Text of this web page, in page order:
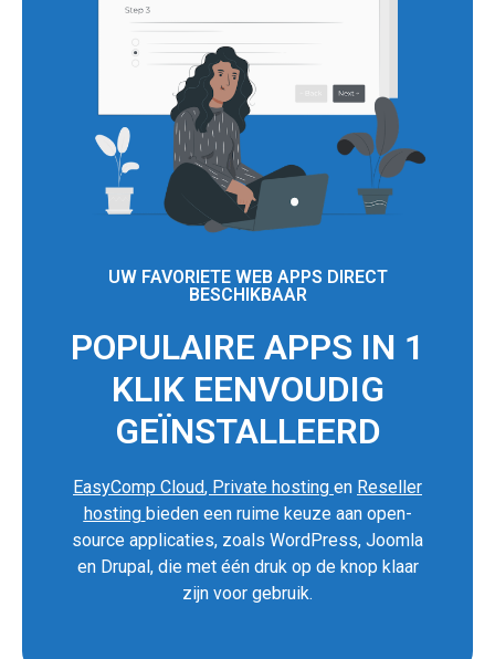
UW FAVORIETE WEB APPS DIRECT
BESCHIKBAAR
POPULAIRE APPS IN 1
KLIK EENVOUDIG
GEÏNSTALLEERD
EasyComp Cloud, Private hosting en Reseller
hosting bieden een ruime keuze aan open-
source applicaties, zoals WordPress, Joomla
en Drupal, die met één druk op de knop klaar
zijn voor gebruik.